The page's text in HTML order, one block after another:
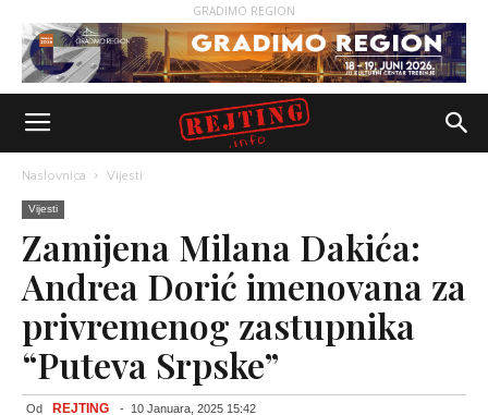
GRADIMO REGION
Naslovnica Vijesti
Vijesti
Zamijena Milana Dakića:
Andrea Dorić imenovana za
privremenog zastupnika
“Puteva Srpske”
Od REJTING - 10 Januara, 2025 15:42